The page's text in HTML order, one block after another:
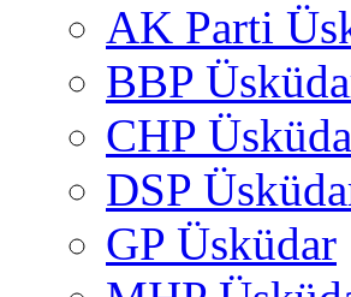
AK Parti
BBP
CHP
DSP
GP Üsküdar